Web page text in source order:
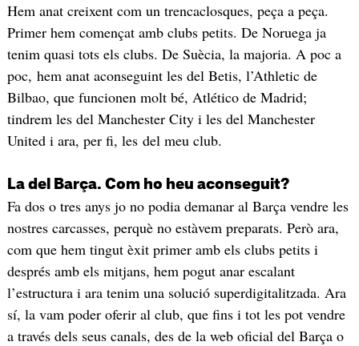
Hem anat creixent com un trencaclosques, peça a peça.
Primer hem començat amb clubs petits. De Noruega ja
tenim quasi tots els clubs. De Suècia, la majoria. A poc a
poc, hem anat aconseguint les del Betis, l’Athletic de
Bilbao, que funcionen molt bé, Atlético de Madrid;
tindrem les del Manchester City i les del Manchester
United i ara, per fi, les del meu club.
La del Barça. Com ho heu aconseguit?
Fa dos o tres anys jo no podia demanar al Barça vendre les
nostres carcasses, perquè no estàvem preparats. Però ara,
com que hem tingut èxit primer amb els clubs petits i
després amb els mitjans, hem pogut anar escalant
l’estructura i ara tenim una solució superdigitalitzada. Ara
sí, la vam poder oferir al club, que fins i tot les pot vendre
a través dels seus canals, des de la web oficial del Barça o